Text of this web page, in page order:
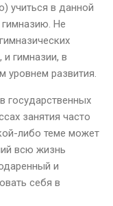
учиться в данной
Не
гимназии, в
уровнем развития.
государственных
занятия часто
либо теме может
всю жизнь
и
себя в